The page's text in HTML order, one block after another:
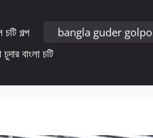
চটি গল্প bangla guder golpo
চুদার বাংলা চটি